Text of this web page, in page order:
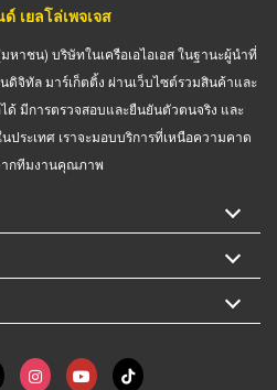
เยลโล่เพจเจส
หาชน) บริษัทในเครือเอไอเอส ในฐานะผู้นำที่
จิทัล มาร์เก็ตติ้ง ผ่านเว็บไซต์รวมสินค้าและ
ด้ มีการตรวจสอบและยืนยันตัวตนจริง และ
ระเทศ เราจะมอบบริการที่เหนือความคาด
กทีมงานคุณภาพ